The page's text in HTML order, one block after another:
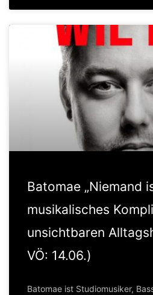
Batomae „Niemand
musikalisches
unsichtbaren
VÖ: 14.06.)
Batomae ist Studiomusiker,